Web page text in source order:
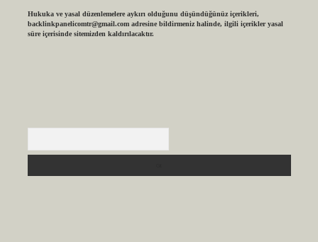
Hukuka ve yasal düzenlemelere aykırı olduğunu düşündüğünüz içerikleri,
backlinkpanelicomtr@gmail.comadresine bildirmeniz halinde, ilgili içerikler yasal
süre içerisinde sitemizden kaldırılacaktır.